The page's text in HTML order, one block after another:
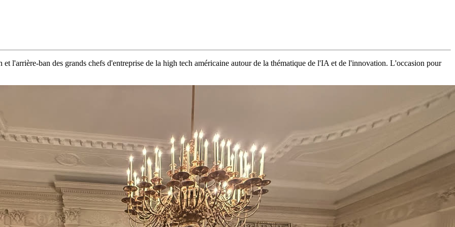
l'arrière-ban des grands chefs d'entreprise de la high tech américaine autour de la thématique de l'IA et de l'innovation. L'occasion pour